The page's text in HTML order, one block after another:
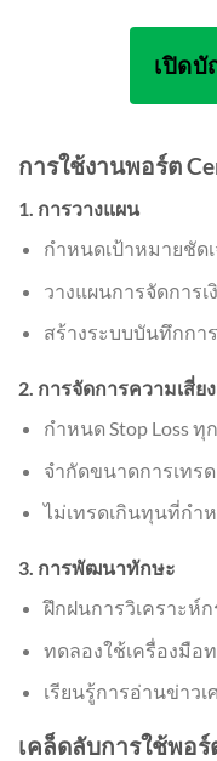
เปิดบั
การใช้งานพอร์ต
1. การวางแผน
กำหนดเป้าหมายชัด
วางแผนการจัดการ
สร้างระบบบันทึกกา
2. การจัดการความเสี่ยง
กำหนด Stop Loss ทุ
จำกัดขนาดการเทร
ไม่เทรดเกินทุนที่กำ
3. การพัฒนาทักษะ
ฝึกฝนการวิเคราะห์
ทดลองใช้เครื่องมือ
เรียนรู้การอ่านข่าวเ
เคล็ดลับการใช้พอร์